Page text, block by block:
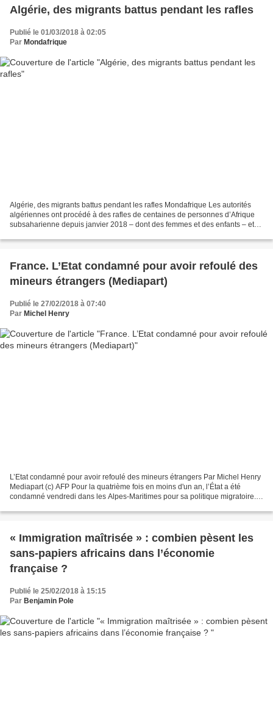
Algérie, des migrants battus pendant les rafles
Publié le 01/03/2018 à 02:05
Par Mondafrique
Algérie, des migrants battus pendant les rafles Mondafrique Les autorités
algériennes ont procédé à des rafles de centaines de personnes d’Afrique
subsaharienne depuis janvier 2018 – dont des femmes et des enfants – et
France. L’Etat condamné pour avoir refoulé des
mineurs étrangers (Mediapart)
Publié le 27/02/2018 à 07:40
Par Michel Henry
L’Etat condamné pour avoir refoulé des mineurs étrangers Par Michel Henry
Mediapart (c) AFP Pour la quatrième fois en moins d'un an, l’État a été
condamné vendredi dans les Alpes-Maritimes pour sa politique migratoire.
« Immigration maîtrisée » : combien pèsent les
sans-papiers africains dans l’économie
française ?
Publié le 25/02/2018 à 15:15
Par Benjamin Pole